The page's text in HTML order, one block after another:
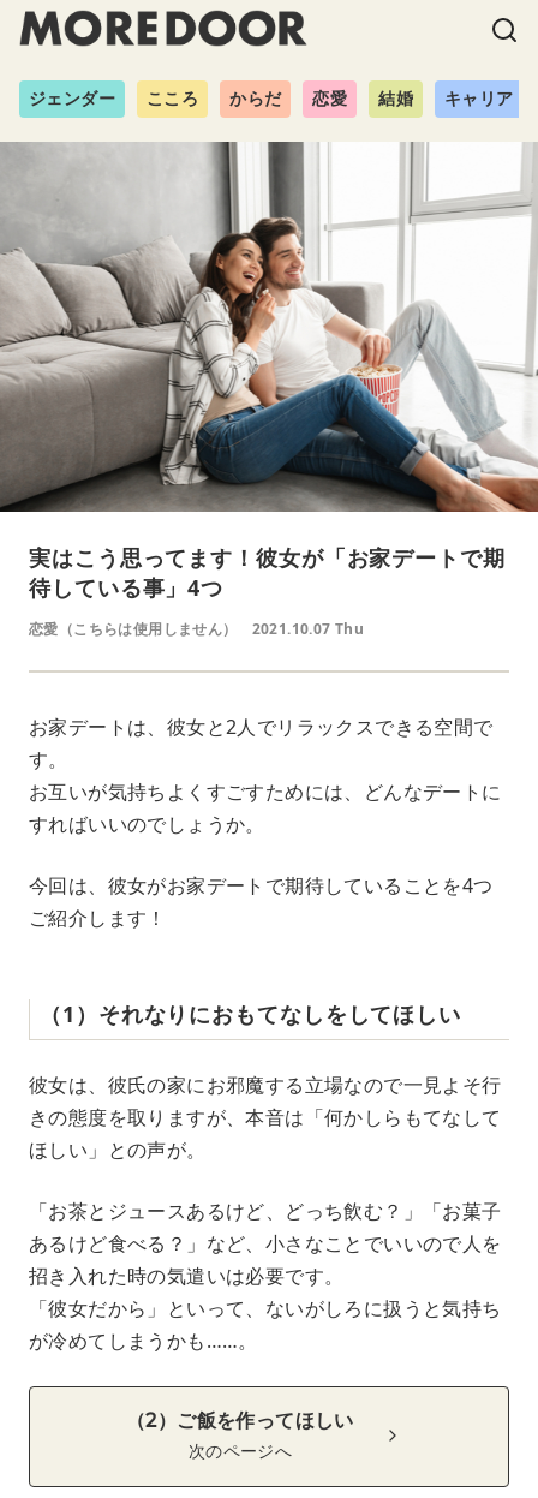
ジェンダー こころ からだ 恋愛 結婚 キャリア
実はこう思ってます！彼女が「お家デートで期
待している事」4つ
恋愛（こちらは使用しません） 2021.10.07 Thu
お家デートは、彼女と2人でリラックスできる空間で
す。
お互いが気持ちよくすごすためには、どんなデートに
すればいいのでしょうか。
今回は、彼女がお家デートで期待していることを4つ
ご紹介します！
（1）それなりにおもてなしをしてほしい
彼女は、彼氏の家にお邪魔する立場なので一見よそ行
きの態度を取りますが、本音は「何かしらもてなして
ほしい」との声が。
「お茶とジュースあるけど、どっち飲む？」「お菓子
あるけど食べる？」など、小さなことでいいので人を
招き入れた時の気遣いは必要です。
「彼女だから」といって、ないがしろに扱うと気持ち
が冷めてしまうかも……。
（2）ご飯を作ってほしい
次のページへ